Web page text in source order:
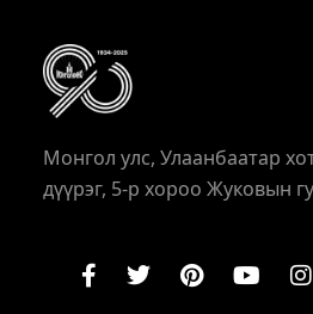
Монгол улс, Улаанбаатар
дүүрэг, 5-р хороо Жуковын